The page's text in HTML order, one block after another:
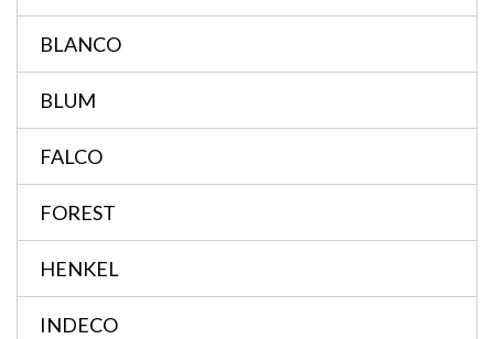
BLANCO
BLUM
FALCO
FOREST
HENKEL
INDECO